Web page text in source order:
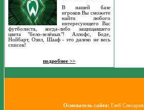
В нашей базе
игроков Вы сможете
найти любого
интересующего Вас
футболиста, когда-либо защищавшего
цвета "бело-зелёных"! Аллофс, Боде,
Нойбарт, Озил, Шааф - это далеко не весь
список!
подробнее >>
Основатель сайта: Глеб Слесарев